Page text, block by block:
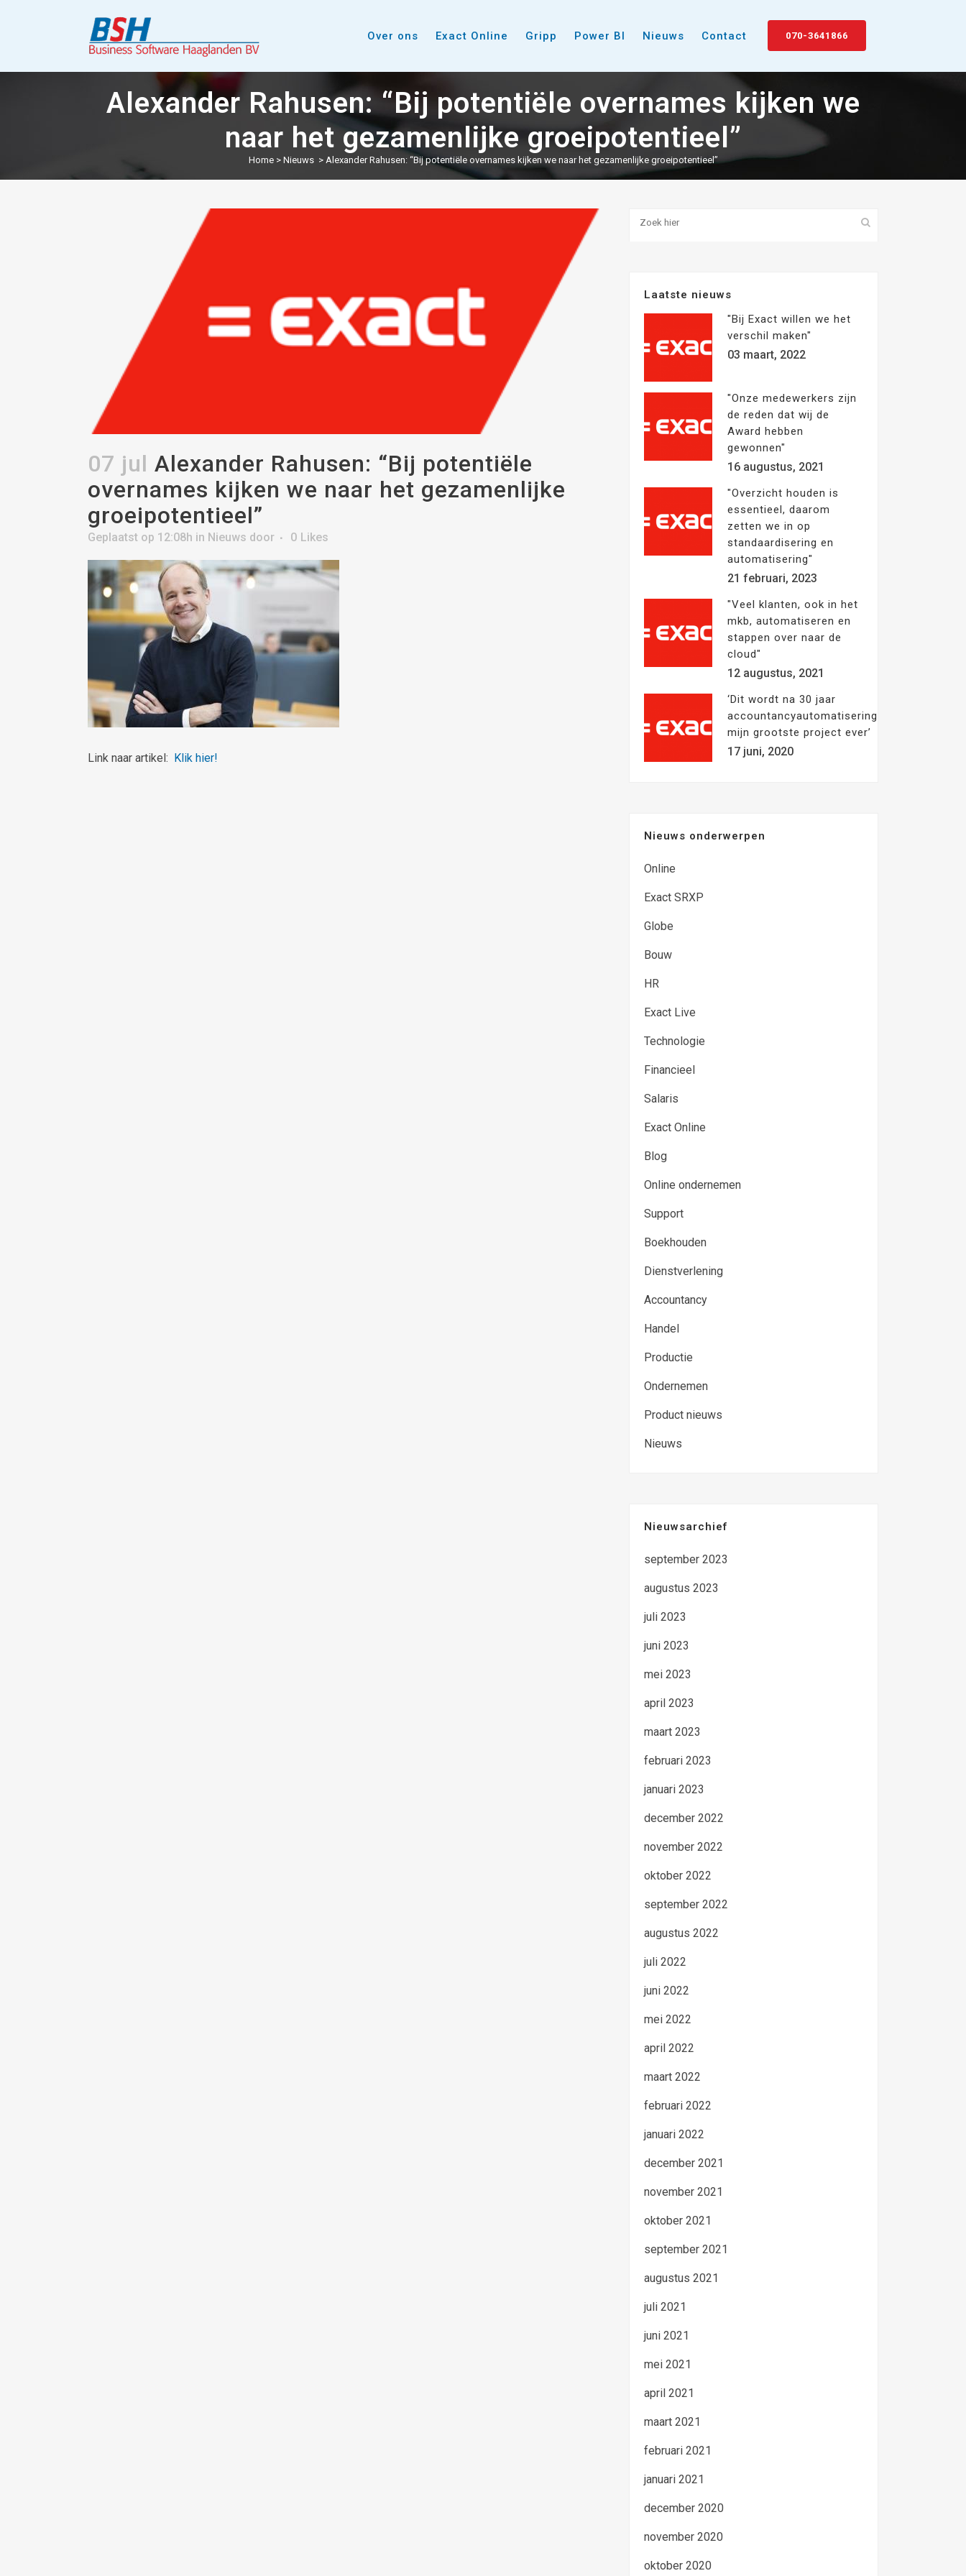
070-3641866
Over ons Exact Online Gripp Power BI Nieuws Contact
Alexander Rahusen: “Bij potentiële overnames kijken we
naar het gezamenlijke groeipotentieel”
Home> Nieuws > Alexander Rahusen: “Bij potentiële overnames kijken we naar het gezamenlijke groeipotentieel”
07 jul Alexander Rahusen: “Bij potentiële
overnames kijken we naar het gezamenlijke
groeipotentieel”
Geplaatst op 12:08h in Nieuws door 0 Likes
Link naar artikel: Klik hier!
Laatste nieuws
"Bij Exact willen we het
verschil maken"
03 maart, 2022
"Onze medewerkers zijn
de reden dat wij de
Award hebben
gewonnen"
16 augustus, 2021
"Overzicht houden is
essentieel, daarom
zetten we in op
standaardisering en
automatisering"
21 februari, 2023
"Veel klanten, ook in het
mkb, automatiseren en
stappen over naar de
cloud"
12 augustus, 2021
‘Dit wordt na 30 jaar
accountancyautomatisering
mijn grootste project ever’
17 juni, 2020
Nieuws onderwerpen
Online
Exact SRXP
Globe
Bouw
HR
Exact Live
Technologie
Financieel
Salaris
Exact Online
Blog
Online ondernemen
Support
Boekhouden
Dienstverlening
Accountancy
Handel
Productie
Ondernemen
Product nieuws
Nieuws
Nieuwsarchief
september 2023
augustus 2023
juli 2023
juni 2023
mei 2023
april 2023
maart 2023
februari 2023
januari 2023
december 2022
november 2022
oktober 2022
september 2022
augustus 2022
juli 2022
juni 2022
mei 2022
april 2022
maart 2022
februari 2022
januari 2022
december 2021
november 2021
oktober 2021
september 2021
augustus 2021
juli 2021
juni 2021
mei 2021
april 2021
maart 2021
februari 2021
januari 2021
december 2020
november 2020
oktober 2020